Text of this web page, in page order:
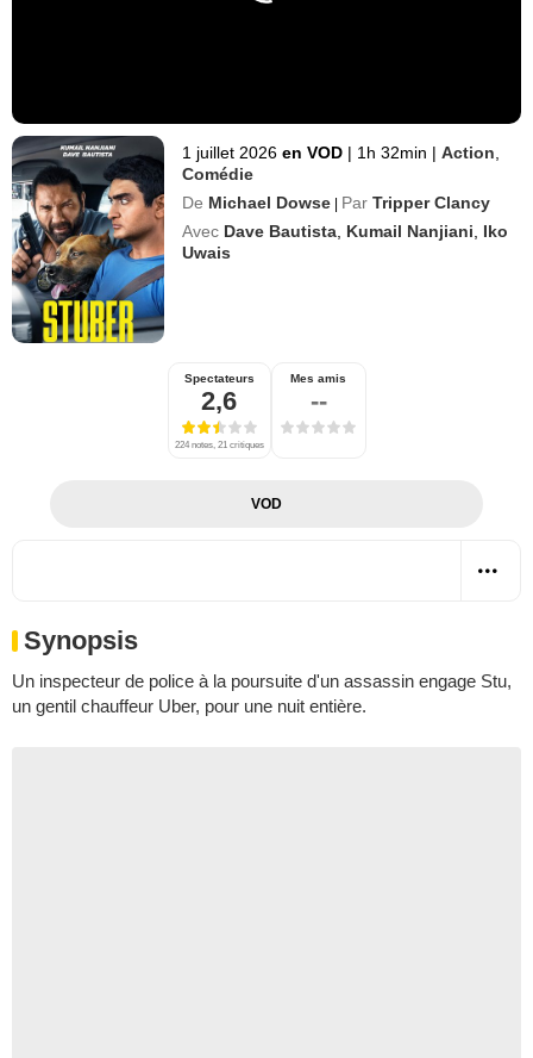
1 juillet 2026 en VOD | 1h 32min | Action
Comédie
De Michael Dowse | Par Tripper Clancy
Avec Dave Bautista Kumail Nanjiani
Iko
Uwais
Spectateurs
2,6
224 notes, 21 critiques
Mes amis
--
VOD
Synopsis
Un inspecteur de police à la poursuite d'un assassin engage Stu,
un gentil chauffeur Uber, pour une nuit entière.